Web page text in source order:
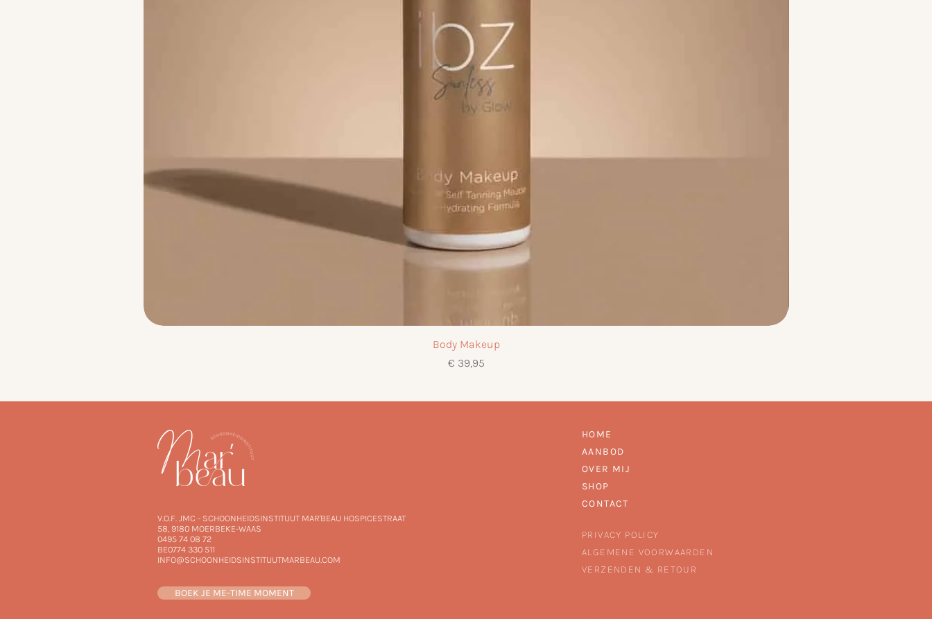
Body Makeup
Prijs
€ 39,95
V.O.F. JMC - SCHOONHEIDSINSTITUUT MAR'BEAU HOSPICESTRAAT
58, 9180 MOERBEKE-WAAS
0495 74 08 72
BE0774 330 511
INFO@SCHOONHEIDSINSTITUUTMARBEAU.COM
HOME
AANBOD
OVER MIJ
SHOP
CONTACT
PRIVACY POLICY
ALGEMENE VOORWAARDEN
VERZENDEN & RETOUR
BOEK JE ME-TIME MOMENT